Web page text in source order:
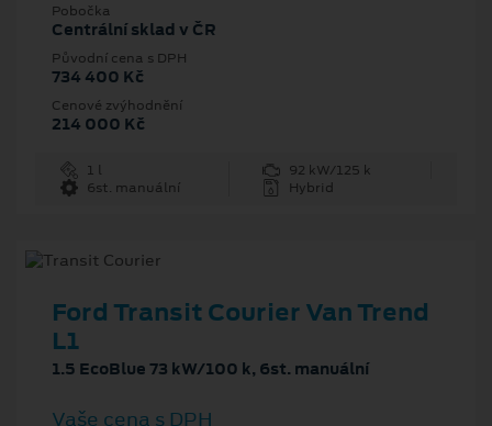
Pobočka
Centrální sklad v ČR
Původní cena s DPH
734 400 Kč
Cenové zvýhodnění
214 000 Kč
1 l
92 kW/125 k
6st. manuální
Hybrid
Ford Transit Courier Van Trend
L1
1.5 EcoBlue 73 kW/100 k, 6st. manuální
Vaše cena s DPH